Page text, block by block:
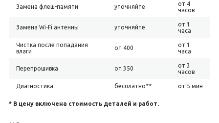
Замена флеш-памяти уточняйте
от 4
часов
Замена Wi-Fi антенны уточняйте
от 1
часа
Чистка после попадания
влаги
от 400
от 1
часа
Перепрошивка от 350
от 3
часов
Диагностика бесплатно** от 5 мин
* В цену включена стоимость деталей и работ.